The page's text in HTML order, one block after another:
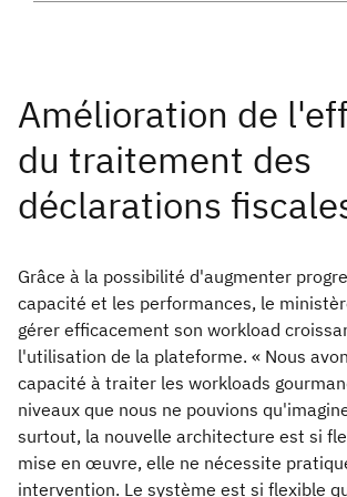
Grâce à la possibilité d'augmenter
capacité et les performances, le
gérer efficacement son workload
l'utilisation de la plateforme. « Nous
capacité à traiter les workloads
niveaux que nous ne pouvions
surtout, la nouvelle architecture est si
mise en œuvre, elle ne nécessite
intervention. Le système est si flexible